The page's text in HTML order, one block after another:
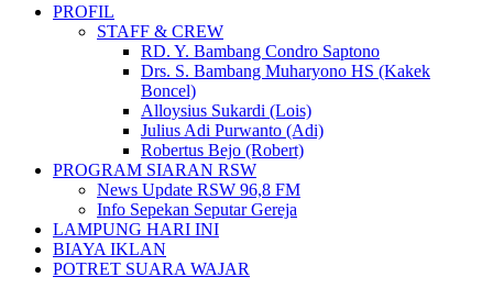
PROFIL
STAFF & CREW
RD. Y. Bambang Condro Saptono
Drs. S. Bambang Muharyono HS (Kakek
Boncel)
Alloysius Sukardi (Lois)
Julius Adi Purwanto (Adi)
Robertus Bejo (Robert)
PROGRAM SIARAN RSW
News Update RSW 96,8 FM
Info Sepekan Seputar Gereja
LAMPUNG HARI INI
BIAYA IKLAN
POTRET SUARA WAJAR